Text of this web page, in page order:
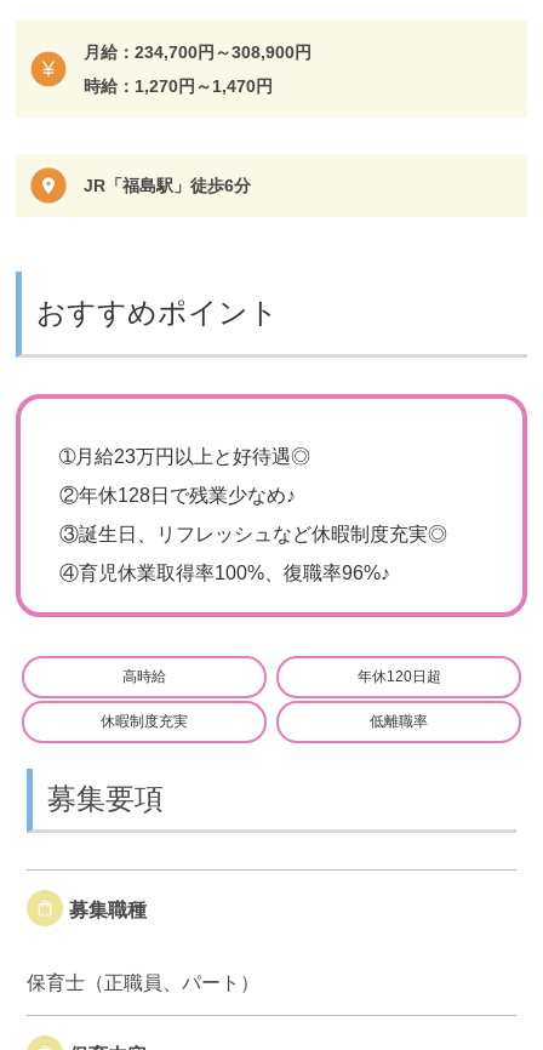
月給：234,700円～308,900円
時給：1,270円～1,470円
JR「福島駅」徒歩6分
おすすめポイント
➀月給23万円以上と好待遇◎
②年休128日で残業少なめ♪
③誕生日、リフレッシュなど休暇制度充実◎
④育児休業取得率100%、復職率96%♪
高時給 年休120日超
休暇制度充実 低離職率
募集要項
募集職種
保育士（正職員、パート）